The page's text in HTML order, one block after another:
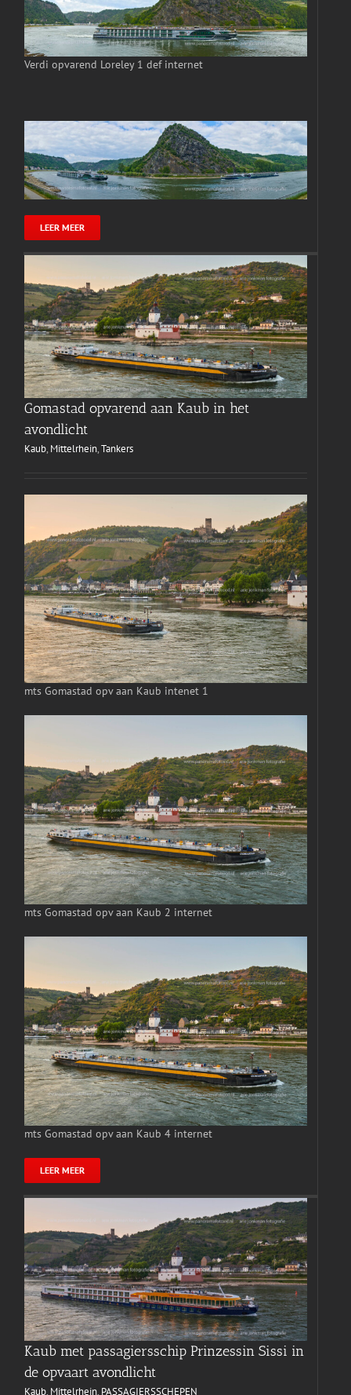
Verdi opvarend Loreley 1 def internet
LEER MEER
Gomastad opvarend aan Kaub in het
avondlicht
Kaub, Mittelrhein,Tankers
mts Gomastad opv aan Kaub intenet 1
mts Gomastad opv aan Kaub 2 internet
mts Gomastad opv aan Kaub 4 internet
LEER MEER
Kaub met passagiersschip Prinzessin Sissi in
de opvaart avondlicht
Kaub, Mittelrhein, PASSAGIERSSCHEPEN